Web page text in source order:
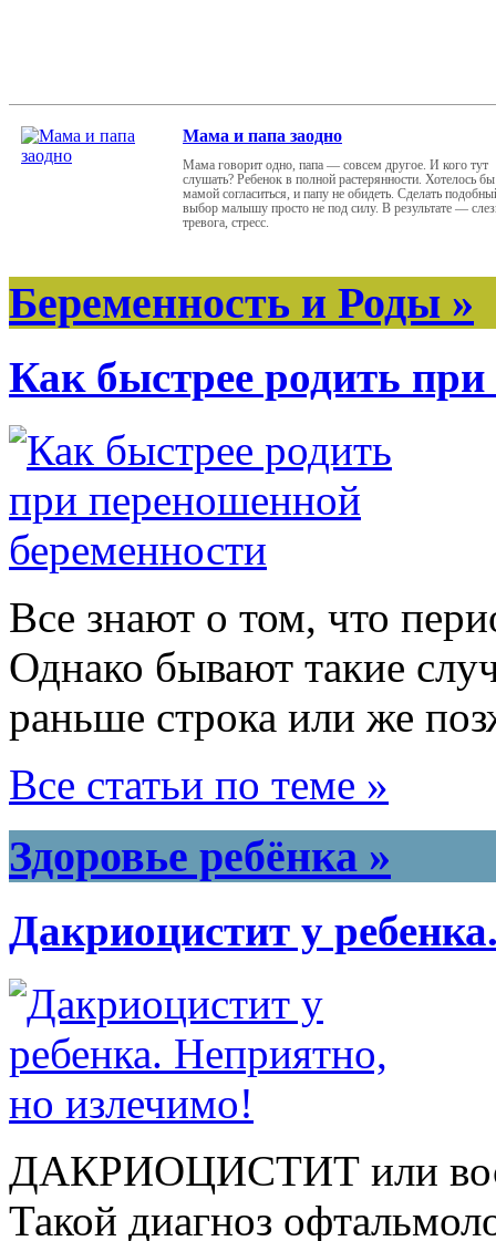
Мама и папа заодно
Мама говорит одно, папа — совсем другое. И кого тут
слушать? Ребенок в полной растерянности. Хотелось
мамой согласиться, и папу не обидеть. Сделать
выбор малышу просто не под силу. В результате —
тревога, стресс.
Беременность и Роды »
Как быстрее родить
Все знают о том, что
Однако бывают такие
раньше строка или же
Все статьи по теме »
Здоровье ребёнка »
Дакриоцистит у
ДАКРИОЦИСТИТ или
Такой диагноз